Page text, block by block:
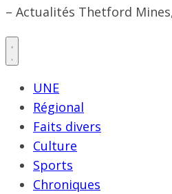
– Actualités Thetford
UNE
Régional
Faits divers
Culture
Sports
Chroniques